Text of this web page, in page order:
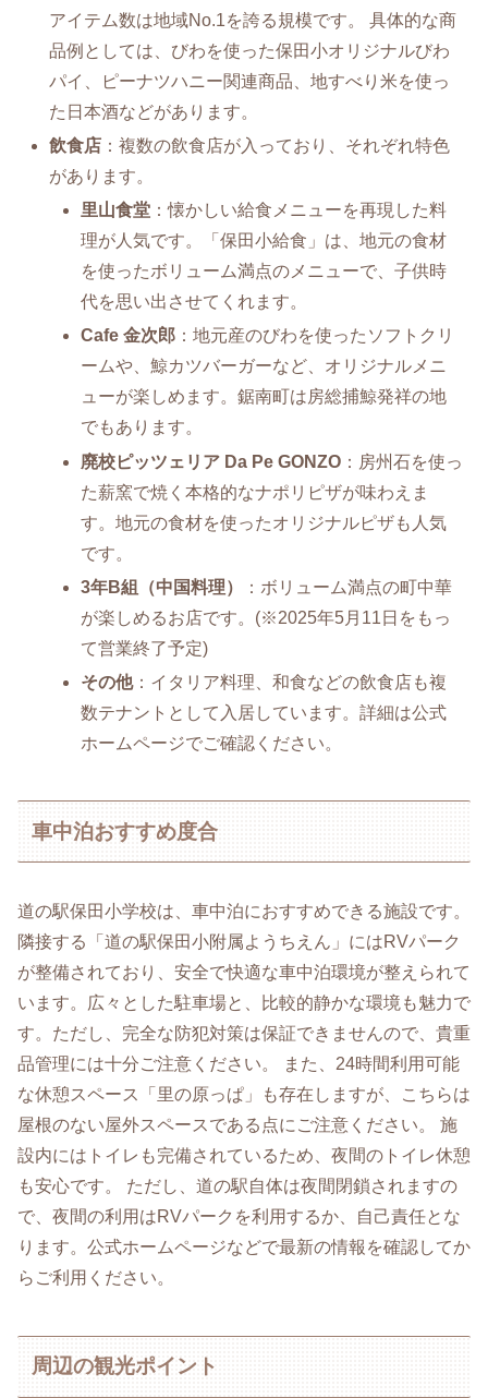
アイテム数は地域No.1を誇る規模です。 具体的な商
品例としては、びわを使った保田小オリジナルびわ
パイ、ピーナツハニー関連商品、地すべり米を使っ
た日本酒などがあります。
飲食店 ：複数の飲食店が入っており、それぞれ特色
があります。
里山食堂 ：懐かしい給食メニューを再現した料
理が人気です。「保田小給食」は、地元の食材
を使ったボリューム満点のメニューで、子供時
代を思い出させてくれます。
Cafe 金次郎 ：地元産のびわを使ったソフトクリ
ームや、鯨カツバーガーなど、オリジナルメニ
ューが楽しめます。鋸南町は房総捕鯨発祥の地
でもあります。
廃校ピッツェリア Da Pe GONZO ：房州石を使っ
た薪窯で焼く本格的なナポリピザが味わえま
す。地元の食材を使ったオリジナルピザも人気
です。
3年B組（中国料理）
：ボリューム満点の町中華
が楽しめるお店です。(※2025年5月11日をもっ
て営業終了予定)
その他：イタリア料理、和食などの飲食店も複
数テナントとして入居しています。詳細は公式
ホームページでご確認ください。
車中泊おすすめ度合
道の駅保田小学校は、車中泊におすすめできる施設です。
隣接する「道の駅保田小附属ようちえん」にはRVパーク
が整備されており、安全で快適な車中泊環境が整えられて
います。広々とした駐車場と、比較的静かな環境も魅力で
す。ただし、完全な防犯対策は保証できませんので、貴重
品管理には十分ご注意ください。 また、24時間利用可能
な休憩スペース「里の原っぱ」も存在しますが、こちらは
屋根のない屋外スペースである点にご注意ください。 施
設内にはトイレも完備されているため、夜間のトイレ休憩
も安心です。 ただし、道の駅自体は夜間閉鎖されますの
で、夜間の利用はRVパークを利用するか、自己責任とな
ります。公式ホームページなどで最新の情報を確認してか
らご利用ください。
周辺の観光ポイント